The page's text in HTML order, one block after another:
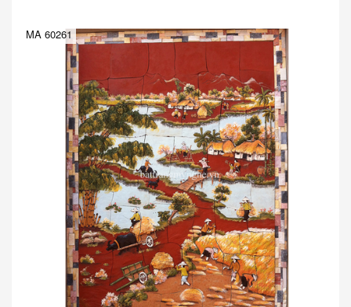
MA 60261